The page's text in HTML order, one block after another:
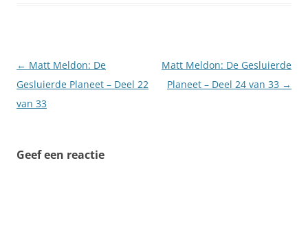
Berichtnavigatie
← Matt Meldon: De
Gesluierde Planeet – Deel 22
van 33
Matt Meldon: De Gesluierde
Planeet – Deel 24 van 33 →
Geef een reactie